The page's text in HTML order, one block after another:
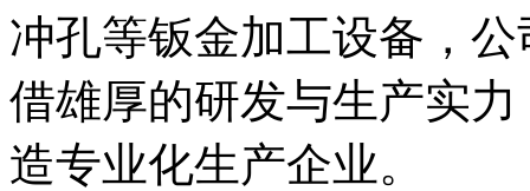
冲孔等钣金加工设备，
借雄厚的研发与生产实
造专业化生产企业。